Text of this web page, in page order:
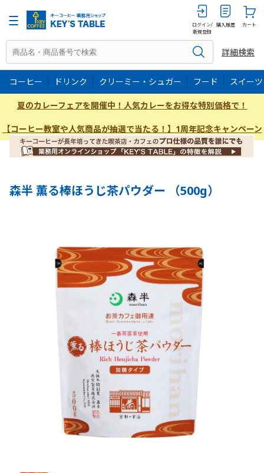
ログイン/
新規登録
購入履歴 カート
詳細検索
コーヒー ドリンク クリーミー・シュガー フード スイーツ
夏のカレーフェアを開催中！人気カレーをお得な特別価格で！
【コーヒー教室や人気商品が抽選で当たる！】1周年記念キャンペーン
森半 薫る棒ほうじ茶パウダー （500g）